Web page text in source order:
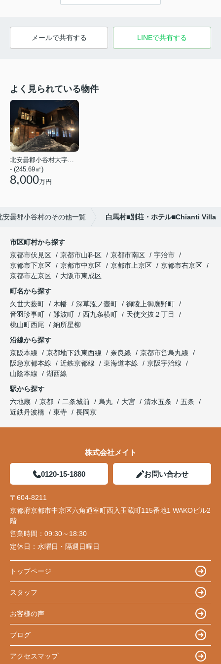
メールで共有する LINEで共有する
よく見られている物件
北安曇郡小谷村大字千国
- (245.69㎡)
8,000万円
安曇郡小谷村のその他一覧 白馬村■別荘・ホテル■Chianti Villa
市区町村から探す
京都市伏見区
京都市山科区 京都市南区
宇治市
京都市下京区
京都市中京区 京都市上京区
京都市右京区
京都市左京区
大阪市東成区
町名から探す
久世大薮町
木幡 深草泓ノ壺町
御陵上御廟野町
音羽珍事町
難波町 西九条横町
天使突抜２丁目
桃山町西尾
納所星柳
沿線から探す
京阪本線
京都地下鉄東西線 奈良線
京都市営烏丸線
阪急京都本線
近鉄京都線 東海道本線
京阪宇治線
山陰本線
湖西線
駅から探す
六地蔵
京都 二条城前 烏丸 大宮 清水五条
五条
近鉄丹波橋
東寺 長岡京
株式会社メイト
0120-15-1880 お問い合わせ
〒604-8211
京都府京都市中京区六角通室町西入玉蔵町115番地1 WAKOビル2
階
営業時間： 09:30～18:30
定休日： 水曜日・隔週日曜日
トップページ
スタッフ
お客様の声
ブログ
アクセスマップ